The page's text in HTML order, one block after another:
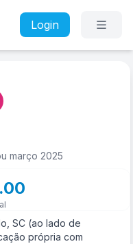
Login
março 2025
SC (ao lado de
própria com